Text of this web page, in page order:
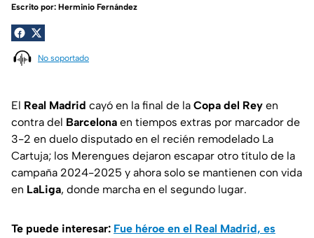
Escrito por: Herminio Fernández
No soportado
El Real Madrid cayó en la final de la Copa del Rey en
contra del Barcelona en tiempos extras por marcador de
3-2 en duelo disputado en el recién remodelado La
Cartuja; los Merengues dejaron escapar otro título de la
campaña 2024-2025 y ahora solo se mantienen con vida
en LaLiga, donde marcha en el segundo lugar.
Te puede interesar: Fue héroe en el Real Madrid, es